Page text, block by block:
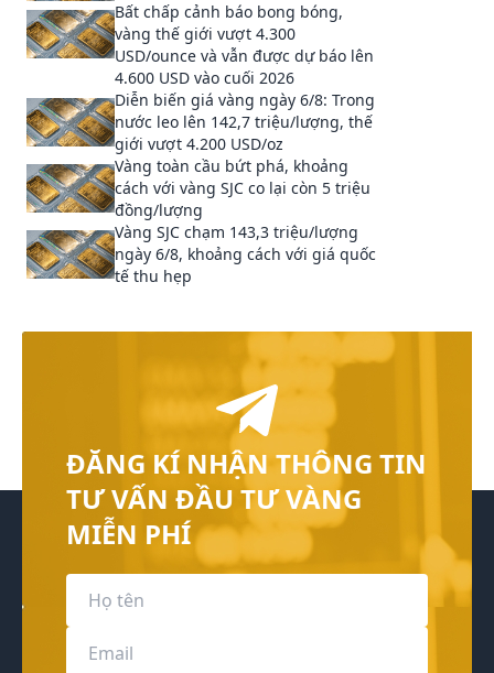
Bất chấp cảnh báo bong bóng,
vàng thế giới vượt 4.300
USD/ounce và vẫn được dự báo lên
4.600 USD vào cuối 2026
Diễn biến giá vàng ngày 6/8: Trong
nước leo lên 142,7 triệu/lượng, thế
giới vượt 4.200 USD/oz
Vàng toàn cầu bứt phá, khoảng
cách với vàng SJC co lại còn 5 triệu
đồng/lượng
Vàng SJC chạm 143,3 triệu/lượng
ngày 6/8, khoảng cách với giá quốc
tế thu hẹp
ĐĂNG KÍ NHẬN THÔNG TIN
TƯ VẤN ĐẦU TƯ VÀNG
MIỄN PHÍ